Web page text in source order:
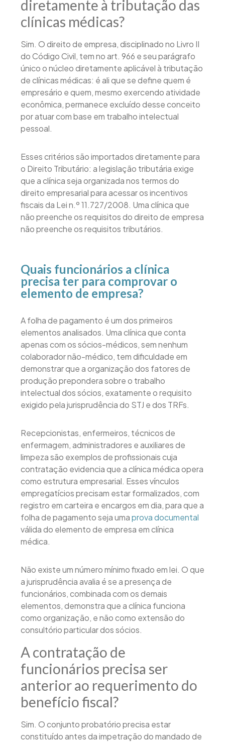
diretamente à tributação das
clínicas médicas?
Sim. O direito de empresa, disciplinado no Livro II
do Código Civil, tem no art. 966 e seu parágrafo
único o núcleo diretamente aplicável à tributação
de clínicas médicas: é ali que se define quem é
empresário e quem, mesmo exercendo atividade
econômica, permanece excluído desse conceito
por atuar com base em trabalho intelectual
pessoal.
Esses critérios são importados diretamente para
o Direito Tributário: a legislação tributária exige
que a clínica seja organizada nos termos do
direito empresarial para acessar os incentivos
fiscais da Lei n.º 11.727/2008. Uma clínica que
não preenche os requisitos do direito de empresa
não preenche os requisitos tributários.
Quais funcionários a clínica
precisa ter para comprovar o
elemento de empresa?
A folha de pagamento é um dos primeiros
elementos analisados. Uma clínica que conta
apenas com os sócios-médicos, sem nenhum
colaborador não-médico, tem dificuldade em
demonstrar que a organização dos fatores de
produção prepondera sobre o trabalho
intelectual dos sócios, exatamente o requisito
exigido pela jurisprudência do STJ e dos TRFs.
Recepcionistas, enfermeiros, técnicos de
enfermagem, administradores e auxiliares de
limpeza são exemplos de profissionais cuja
contratação evidencia que a clínica médica opera
como estrutura empresarial. Esses vínculos
empregatícios precisam estar formalizados, com
registro em carteira e encargos em dia, para que a
folha de pagamento seja umaprova documental
válida do elemento de empresa em clínica
médica.
Não existe um número mínimo fixado em lei. O que
a jurisprudência avalia é se a presença de
funcionários, combinada com os demais
elementos, demonstra que a clínica funciona
como organização, e não como extensão do
consultório particular dos sócios.
A contratação de
funcionários precisa ser
anterior ao requerimento do
benefício fiscal?
Sim. O conjunto probatório precisa estar
constituído antes da impetração do mandado de